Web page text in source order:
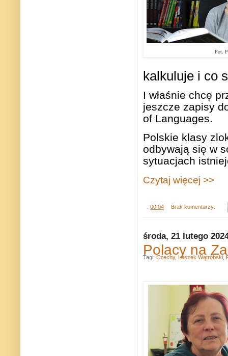
Fot.
kalkuluje i co
I właśnie chcę
jeszcze zapisy
of Languages.
Polskie klasy
odbywają się w
sytuacjach
Czytaj więcej >>
00:04 Brak komentarzy:
środa, 21 lutego
Polacy na
Tagi: Czechy, Leszek Wątróbski